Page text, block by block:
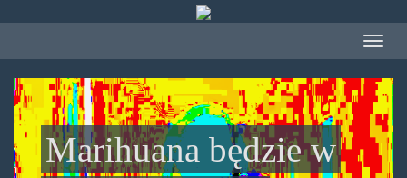
treści
Toggle
Marihuana będzie w